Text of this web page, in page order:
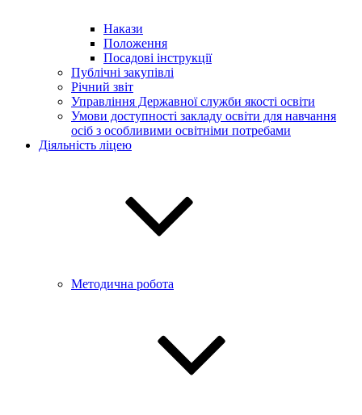
Накази
Положення
Посадові інструкції
Публічні закупівлі
Річний звіт
Управління Державної служби якості освіти
Умови доступності закладу освіти для навчання
осіб з особливими освітніми потребами
Діяльність ліцею
Методична робота